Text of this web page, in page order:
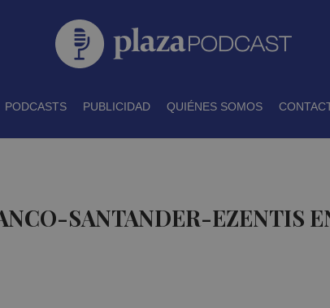
PODCASTS PUBLICIDAD QUIÉNES SOMOS
SANTANDER-EZENTIS